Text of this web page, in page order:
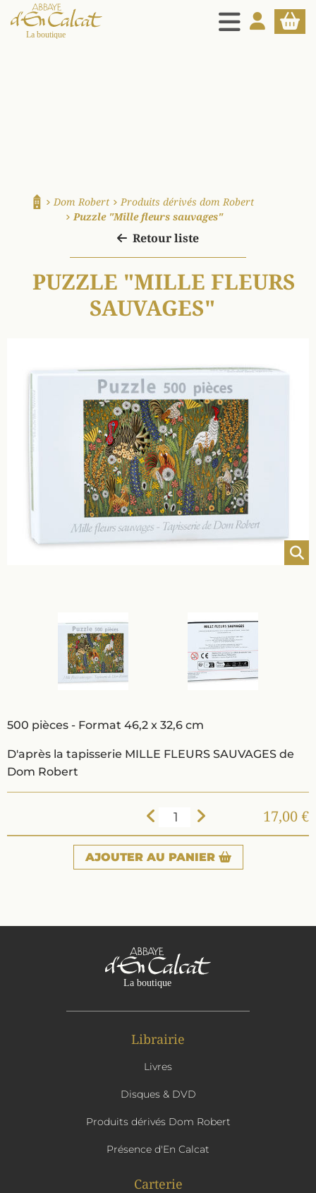
MENU
MON PANIER
Dom Robert
Produits dérivés dom Robert
Puzzle "Mille fleurs sauvages"
Retour liste
PUZZLE "MILLE FLEURS
SAUVAGES"
500 pièces - Format 46,2 x 32,6 cm
D'après la tapisserie MILLE FLEURS SAUVAGES de
Dom Robert
17,00 €
AJOUTER AU PANIER
Librairie
Livres
Disques & DVD
Produits dérivés Dom Robert
Présence d'En Calcat
Carterie